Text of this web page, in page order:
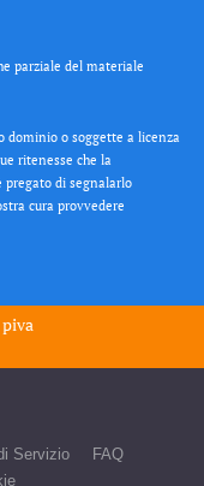
parziale del materiale
dominio o soggette a licenza
ritenesse che la
pregato di segnalarlo
cura provvedere
piva
Servizio
FAQ